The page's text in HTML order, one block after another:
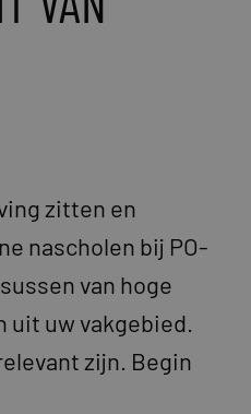
zitten en
nascholen bij PO-
van hoge
uw vakgebied.
zijn. Begin